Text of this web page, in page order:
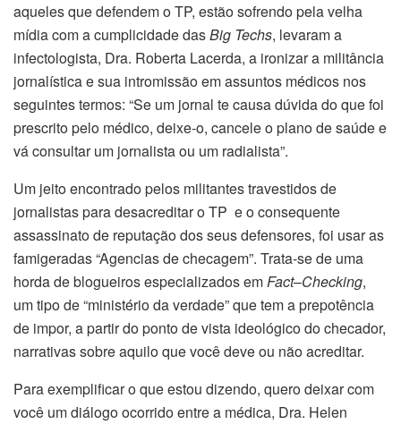
aqueles que defendem o TP, estão sofrendo pela velha
mídia com a cumplicidade dasBig Techs, levaram a
infectologista, Dra. Roberta Lacerda, a ironizar a militância
jornalística e sua intromissão em assuntos médicos nos
seguintes termos: “Se um jornal te causa dúvida do que foi
prescrito pelo médico, deixe-o, cancele o plano de saúde e
vá consultar um jornalista ou um radialista”.
Um jeito encontrado pelos militantes travestidos de
jornalistas para desacreditar o TP e o consequente
assassinato de reputação dos seus defensores, foi usar as
famigeradas “Agencias de checagem”. Trata-se de uma
horda de blogueiros especializados emFact–Checking,
um tipo de “ministério da verdade” que tem a prepotência
de impor, a partir do ponto de vista ideológico do checador,
narrativas sobre aquilo que você deve ou não acreditar.
Para exemplificar o que estou dizendo, quero deixar com
você um diálogo ocorrido entre a médica, Dra. Helen